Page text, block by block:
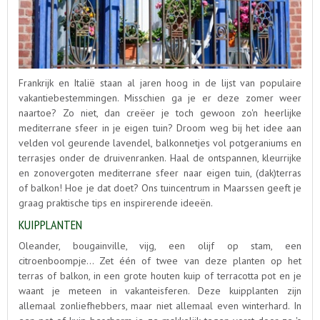
Frankrijk en Italië staan al jaren hoog in de lijst van populaire
vakantiebestemmingen. Misschien ga je er deze zomer weer
naartoe? Zo niet, dan creëer je toch gewoon zo'n heerlijke
mediterrane sfeer in je eigen tuin? Droom weg bij het idee aan
velden vol geurende lavendel, balkonnetjes vol potgeraniums en
terrasjes onder de druivenranken. Haal de ontspannen, kleurrijke
en zonovergoten mediterrane sfeer naar eigen tuin, (dak)terras
of balkon! Hoe je dat doet? Ons tuincentrum in Maarssen geeft je
graag praktische tips en inspirerende ideeën.
KUIPPLANTEN
Oleander, bougainville, vijg, een olijf op stam, een
citroenboompje... Zet één of twee van deze planten op het
terras of balkon, in een grote houten kuip of terracotta pot en je
waant je meteen in vakanteisferen. Deze kuipplanten zijn
allemaal zonliefhebbers, maar niet allemaal even winterhard. In